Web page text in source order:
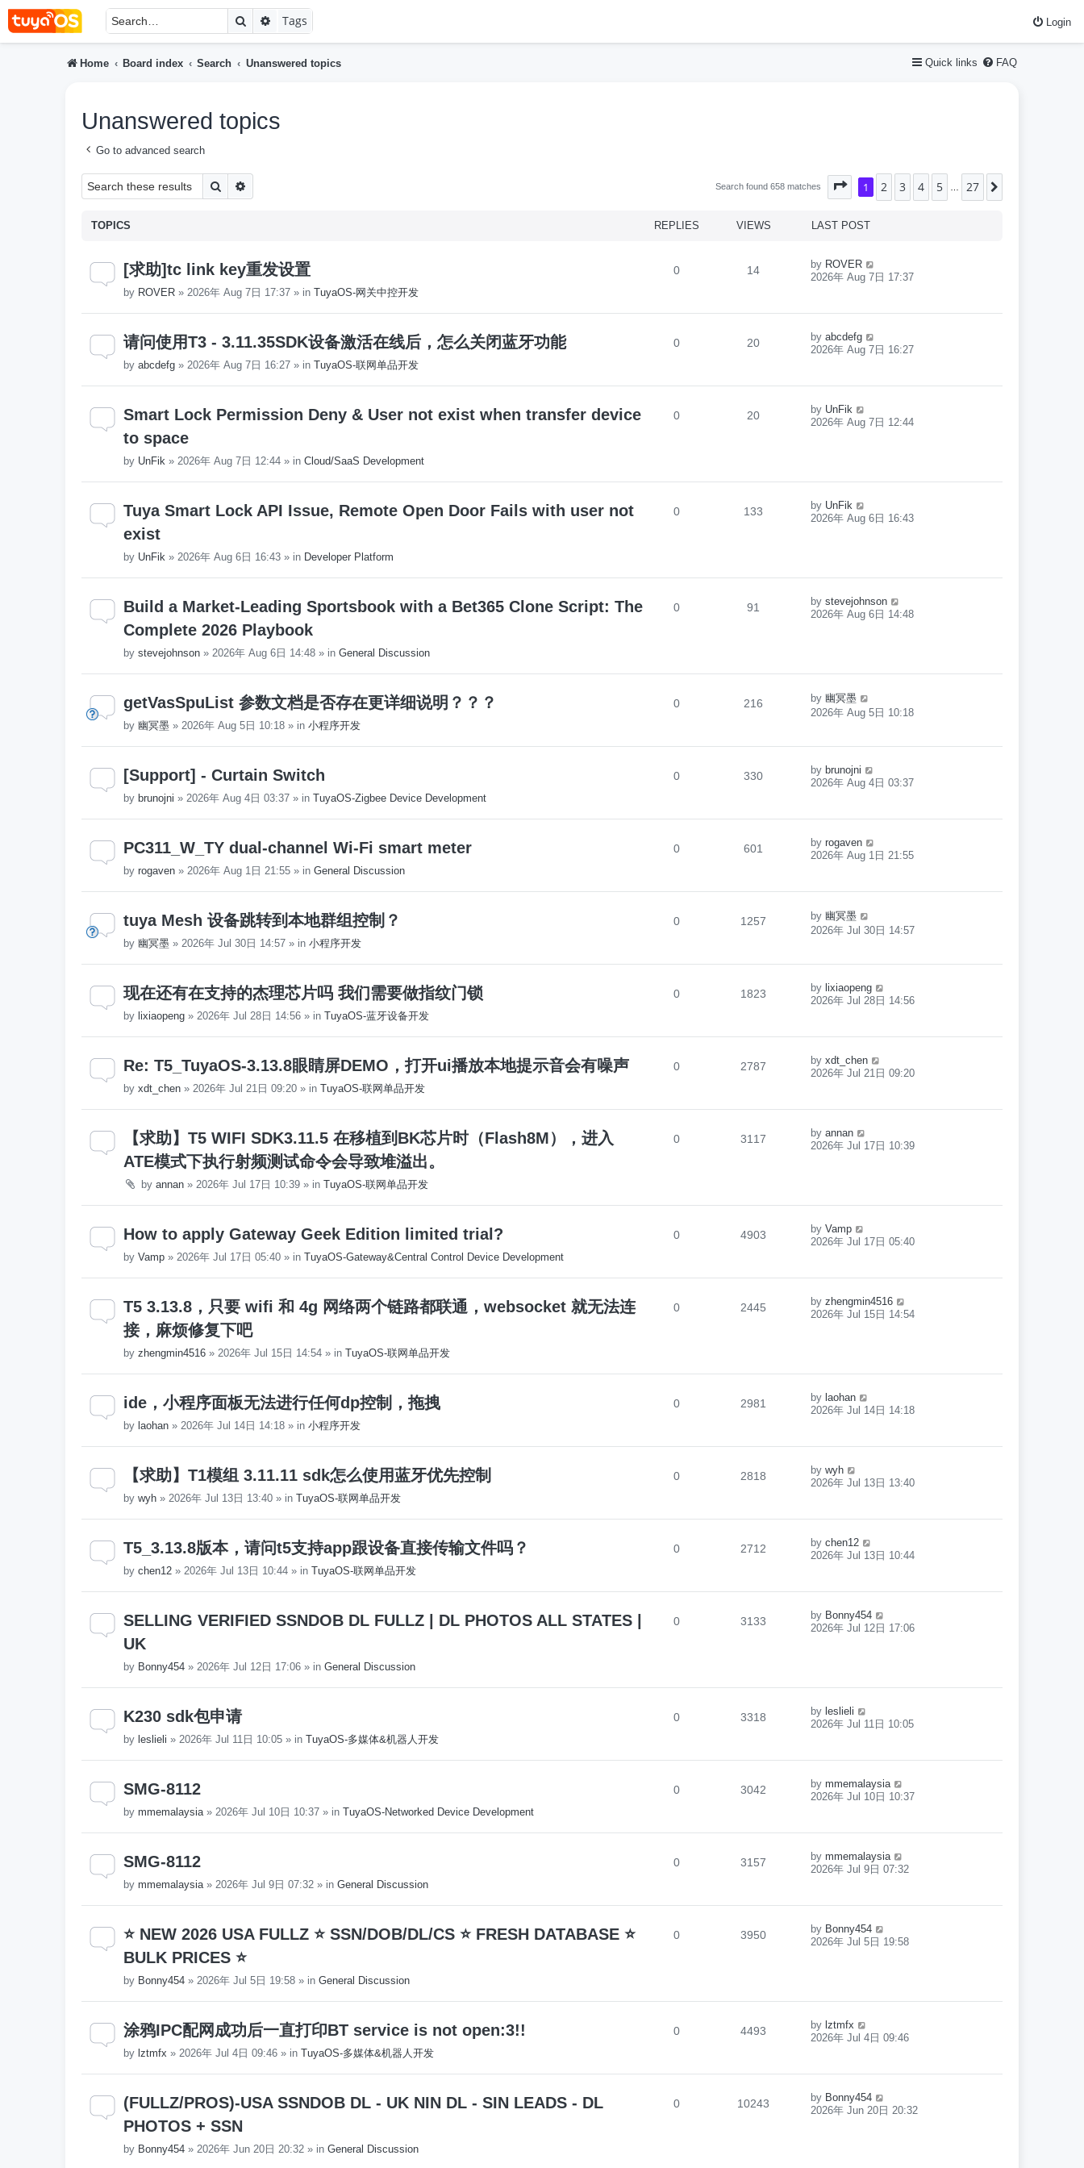
Login
SearchAdvanced search
Tags
Quick links FAQ
Home Board index Search Unanswered topics
Unanswered topics
Go to advanced search
Search Search found 658 matches Page 1of27
1 2 3 4 5 27
TOPICS REPLIES VIEWS LAST POST
[求助]tc link key重发设置
by ROVER » 2026年 Aug 7日 17:37 » in TuyaOS-网关中控开发
0 14 by ROVER
2026年 Aug 7日 17:37
请问使用T3 - 3.11.35SDK设备激活在线后，怎么关闭蓝牙功能
by abcdefg » 2026年 Aug 7日 16:27 » in TuyaOS-联网单品开发
0 20 by abcdefg
2026年 Aug 7日 16:27
Smart Lock Permission Deny & User not exist when transfer device
to space
by UnFik » 2026年 Aug 7日 12:44 » in Cloud/SaaS Development
0 20 by UnFik
2026年 Aug 7日 12:44
Tuya Smart Lock API Issue, Remote Open Door Fails with user not
exist
by UnFik » 2026年 Aug 6日 16:43 » in Developer Platform
0 133 by UnFik
2026年 Aug 6日 16:43
Build a Market-Leading Sportsbook with a Bet365 Clone Script: The
Complete 2026 Playbook
by stevejohnson » 2026年 Aug 6日 14:48 » in General Discussion
0 91 by stevejohnson
2026年 Aug 6日 14:48
getVasSpuList 参数文档是否存在更详细说明？？？
by 幽冥墨 » 2026年 Aug 5日 10:18 » in 小程序开发
0 216 by 幽冥墨
2026年 Aug 5日 10:18
[Support] - Curtain Switch
by brunojni » 2026年 Aug 4日 03:37 » in TuyaOS-Zigbee Device Development
0 330 by brunojni
2026年 Aug 4日 03:37
PC311_W_TY dual-channel Wi-Fi smart meter
by rogaven » 2026年 Aug 1日 21:55 » in General Discussion
0 601 by rogaven
2026年 Aug 1日 21:55
tuya Mesh 设备跳转到本地群组控制？
by 幽冥墨 » 2026年 Jul 30日 14:57 » in 小程序开发
0 1257 by 幽冥墨
2026年 Jul 30日 14:57
现在还有在支持的杰理芯片吗 我们需要做指纹门锁
by lixiaopeng » 2026年 Jul 28日 14:56 » in TuyaOS-蓝牙设备开发
0 1823 by lixiaopeng
2026年 Jul 28日 14:56
Re: T5_TuyaOS-3.13.8眼睛屏DEMO，打开ui播放本地提示音会有噪声
by xdt_chen » 2026年 Jul 21日 09:20 » in TuyaOS-联网单品开发
0 2787 by xdt_chen
2026年 Jul 21日 09:20
【求助】T5 WIFI SDK3.11.5 在移植到BK芯片时（Flash8M），进入
ATE模式下执行射频测试命令会导致堆溢出。
by annan » 2026年 Jul 17日 10:39 » in TuyaOS-联网单品开发
0 3117 by annan
2026年 Jul 17日 10:39
How to apply Gateway Geek Edition limited trial?
by Vamp » 2026年 Jul 17日 05:40 » in TuyaOS-Gateway&Central Control Device Development
0 4903 by Vamp
2026年 Jul 17日 05:40
T5 3.13.8，只要 wifi 和 4g 网络两个链路都联通，websocket 就无法连
接，麻烦修复下吧
by zhengmin4516 » 2026年 Jul 15日 14:54 » in TuyaOS-联网单品开发
0 2445 by zhengmin4516
2026年 Jul 15日 14:54
ide，小程序面板无法进行任何dp控制，拖拽
by laohan » 2026年 Jul 14日 14:18 » in 小程序开发
0 2981 by laohan
2026年 Jul 14日 14:18
【求助】T1模组 3.11.11 sdk怎么使用蓝牙优先控制
by wyh » 2026年 Jul 13日 13:40 » in TuyaOS-联网单品开发
0 2818 by wyh
2026年 Jul 13日 13:40
T5_3.13.8版本，请问t5支持app跟设备直接传输文件吗？
by chen12 » 2026年 Jul 13日 10:44 » in TuyaOS-联网单品开发
0 2712 by chen12
2026年 Jul 13日 10:44
SELLING VERIFIED SSNDOB DL FULLZ | DL PHOTOS ALL STATES |
UK
by Bonny454 » 2026年 Jul 12日 17:06 » in General Discussion
0 3133 by Bonny454
2026年 Jul 12日 17:06
K230 sdk包申请
by leslieli » 2026年 Jul 11日 10:05 » in TuyaOS-多媒体&机器人开发
0 3318 by leslieli
2026年 Jul 11日 10:05
SMG-8112
by mmemalaysia » 2026年 Jul 10日 10:37 » in TuyaOS-Networked Device Development
0 3042 by mmemalaysia
2026年 Jul 10日 10:37
SMG-8112
by mmemalaysia » 2026年 Jul 9日 07:32 » in General Discussion
0 3157 by mmemalaysia
2026年 Jul 9日 07:32
⭐ NEW 2026 USA FULLZ ⭐ SSN/DOB/DL/CS ⭐ FRESH DATABASE ⭐
BULK PRICES ⭐
by Bonny454 » 2026年 Jul 5日 19:58 » in General Discussion
0 3950 by Bonny454
2026年 Jul 5日 19:58
涂鸦IPC配网成功后一直打印BT service is not open:3!!
by lztmfx » 2026年 Jul 4日 09:46 » in TuyaOS-多媒体&机器人开发
0 4493 by lztmfx
2026年 Jul 4日 09:46
(FULLZ/PROS)-USA SSNDOB DL - UK NIN DL - SIN LEADS - DL
PHOTOS + SSN
by Bonny454 » 2026年 Jun 20日 20:32 » in General Discussion
0 10243 by Bonny454
2026年 Jun 20日 20:32